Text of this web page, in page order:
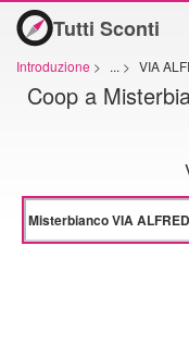
Tutti Sconti
Introduzione > ... > VIA
Coop a